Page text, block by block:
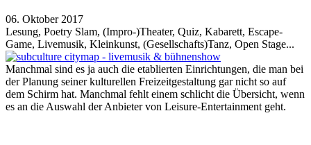
06. Oktober 2017
Lesung, Poetry Slam, (Impro-)Theater, Quiz, Kabarett, Escape-
Game, Livemusik, Kleinkunst, (Gesellschafts)Tanz, Open Stage...
Manchmal sind es ja auch die etablierten Einrichtungen, die man bei
der Planung seiner kulturellen Freizeitgestaltung gar nicht so auf
dem Schirm hat. Manchmal fehlt einem schlicht die Übersicht, wenn
es an die Auswahl der Anbieter von Leisure-Entertainment geht.